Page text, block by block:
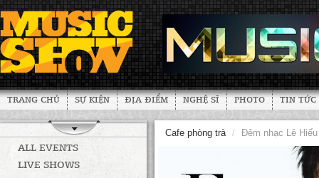
TRANG CHỦ SỰ KIỆN ĐỊA ĐIỂM NGHỆ SĨ PHOTO TIN TỨC
ALL EVENTS
LIVE SHOWS
Cafe phòng trà / Đêm nhạc Lê